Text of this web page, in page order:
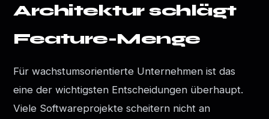
Architektur schlägt
Feature-Menge
Für wachstumsorientierte Unternehmen ist das
eine der wichtigsten Entscheidungen überhaupt.
Viele Softwareprojekte scheitern nicht an